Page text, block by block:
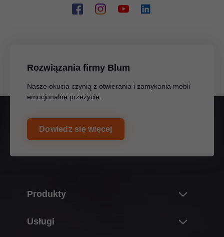
Rozwiązania firmy Blum
Nasze okucia czynią z otwierania i zamykania mebli
emocjonalne przeżycie.
Dowiedz się więcej
Produkty
Usługi